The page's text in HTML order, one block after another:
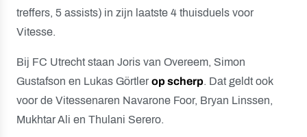
treffers, 5 assists) in zijn laatste 4 thuisduels voor
Vitesse.
Bij FC Utrecht staan Joris van Overeem, Simon
Gustafson en Lukas Görtlerop scherp. Dat geldt ook
voor de Vitessenaren Navarone Foor, Bryan Linssen,
Mukhtar Ali en Thulani Serero.